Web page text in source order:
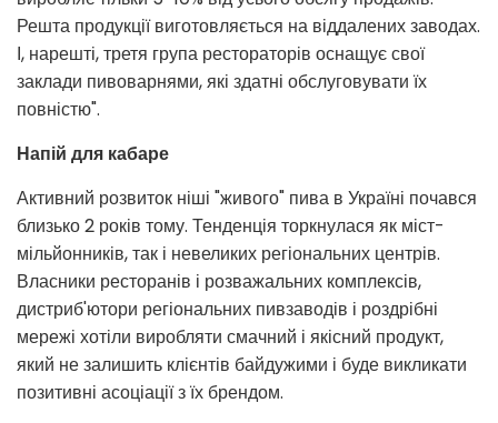
Решта продукції виготовляється на віддалених заводах.
І, нарешті, третя група рестораторів оснащує свої
заклади пивоварнями, які здатні обслуговувати їх
повністю".
Напій для кабаре
Активний розвиток ніші "живого" пива в Україні почався
близько 2 років тому. Тенденція торкнулася як міст-
мільйонників, так і невеликих регіональних центрів.
Власники ресторанів і розважальних комплексів,
дистриб'ютори регіональних пивзаводів і роздрібні
мережі хотіли виробляти смачний і якісний продукт,
який не залишить клієнтів байдужими і буде викликати
позитивні асоціації з їх брендом.